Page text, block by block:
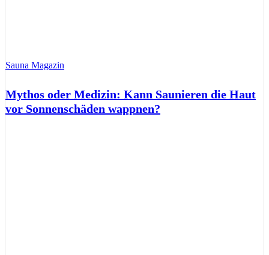
Sauna Magazin
Mythos oder Medizin: Kann Saunieren die Haut
vor Sonnenschäden wappnen?